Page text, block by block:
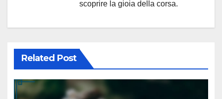
scoprire la gioia della corsa.
Related Post